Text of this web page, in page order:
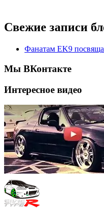
Свежие записи
Фанатам EK9
Мы ВКонтакте
Интересное видео